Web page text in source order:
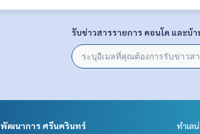
รับข่าวสารรายการ คอนโด และบ้า
พัฒนาการ ศรีนครินทร์
ทำเล